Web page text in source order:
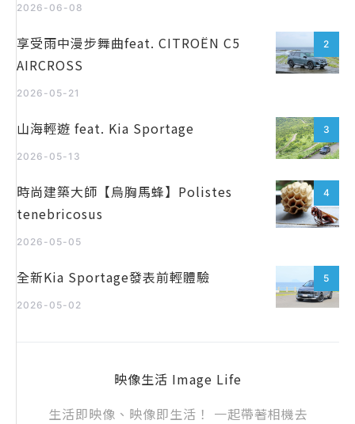
2026-06-08
2
享受雨中漫步舞曲feat. CITROËN C5
AIRCROSS
2026-05-21
3
山海輕遊 feat. Kia Sportage
2026-05-13
4
時尚建築大師【烏胸馬蜂】Polistes
tenebricosus
2026-05-05
5
全新Kia Sportage發表前輕體驗
2026-05-02
映像生活 Image Life
生活即映像、映像即生活！ 一起帶著相機去